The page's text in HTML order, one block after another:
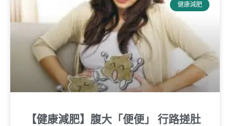
健康減肥
【健康減肥】腹大「便便」 行路搓肚